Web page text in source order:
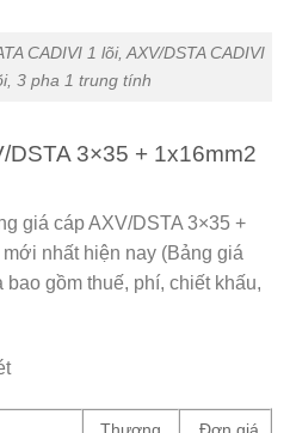
CADIVI 1 lõi, AXV/DSTA CADIVI
3 pha 1 trung tính
DSTA 3×35 + 1x16mm2
giá cáp AXV/DSTA 3×35 +
nhất hiện nay (Bảng giá
gồm thuế, phí, chiết khấu,